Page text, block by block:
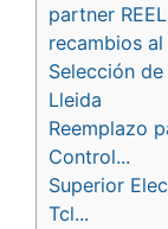
partner
recambios
Selección
Lleida
Reemplazo
Control...
Superior
Tcl...